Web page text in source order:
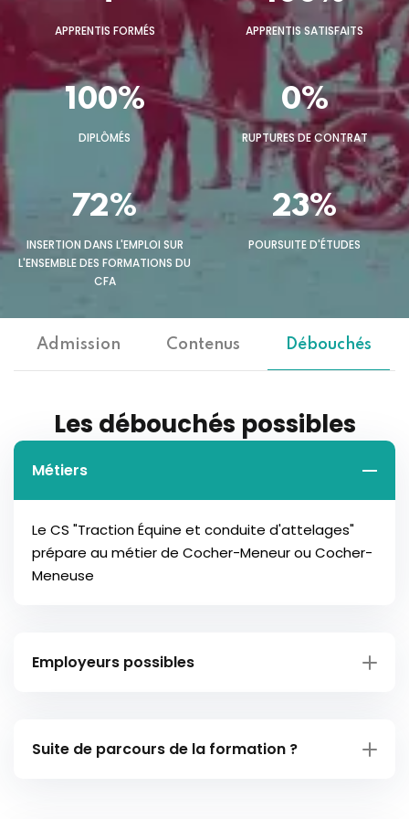
APPRENTIS FORMÉS APPRENTIS SATISFAITS
100%
DIPLÔMÉS
0%
RUPTURES DE CONTRAT
72%
INSERTION DANS L'EMPLOI SUR
L'ENSEMBLE DES FORMATIONS DU
CFA
23%
POURSUITE D'ÉTUDES
Admission Contenus Débouchés
Les débouchés possibles
Métiers
Le CS "Traction Équine et conduite d'attelages"
prépare au métier de Cocher-Meneur ou Cocher-
Meneuse
Employeurs possibles
Entreprises de prestation de travaux agricoles ou
Suite de parcours de la formation ?